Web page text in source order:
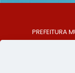
PREFEITURA
Centro, São